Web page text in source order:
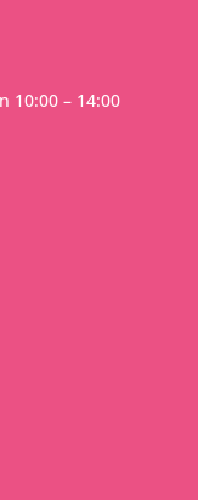
10:00 – 14:00